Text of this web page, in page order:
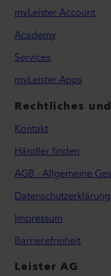
myLeister Account
Academy
Services
myLeister Apps
Rechtliches
Kontakt
Händler finden
AGB - Allgemeine
Datenschutzerklärung
Impressum
Barrierefreiheit
Leister AG